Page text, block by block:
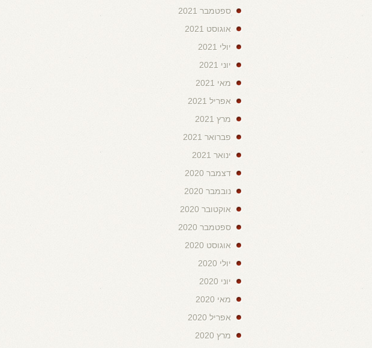
ספטמבר 2021
אוגוסט 2021
יולי 2021
יוני 2021
מאי 2021
אפריל 2021
מרץ 2021
פברואר 2021
ינואר 2021
דצמבר 2020
נובמבר 2020
אוקטובר 2020
ספטמבר 2020
אוגוסט 2020
יולי 2020
יוני 2020
מאי 2020
אפריל 2020
מרץ 2020